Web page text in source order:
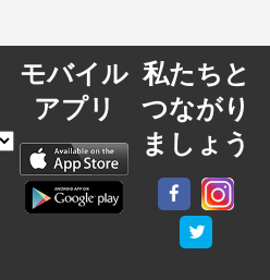
モバイル
アプリ
私たちと
つながり
ましょう